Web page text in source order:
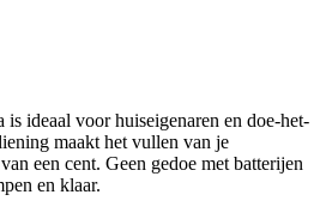
ideaal voor huiseigenaren en doe-het-
maakt het vullen van je
een cent. Geen gedoe met batterijen
en klaar.